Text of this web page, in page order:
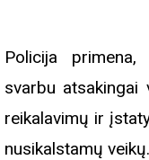
Policija
svarbu atsakingai
reikalavimų ir
nusikalstamų veikų.